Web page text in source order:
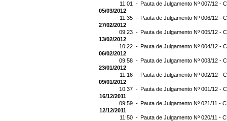
11:01 - Pauta de Julgamento Nº 007/12 -
05/03/2012
11:35 - Pauta de Julgamento Nº 006/12 -
27/02/2012
09:23 - Pauta de Julgamento Nº 005/12 -
13/02/2012
10:22 - Pauta de Julgamento Nº 004/12 -
06/02/2012
09:58 - Pauta de Julgamento Nº 003/12 -
23/01/2012
11:16 - Pauta de Julgamento Nº 002/12 -
09/01/2012
10:37 - Pauta de Julgamento Nº 001/12 -
16/12/2011
09:59 - Pauta de Julgamento Nº 021/11 -
12/12/2011
11:50 - Pauta de Julgamento Nº 020/11 -